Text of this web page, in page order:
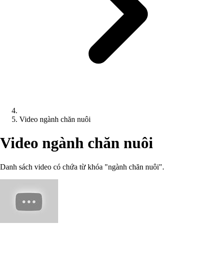
Video ngành chăn nuôi
Video ngành chăn nuôi
Danh sách video có chứa từ khóa "ngành chăn nuôi".